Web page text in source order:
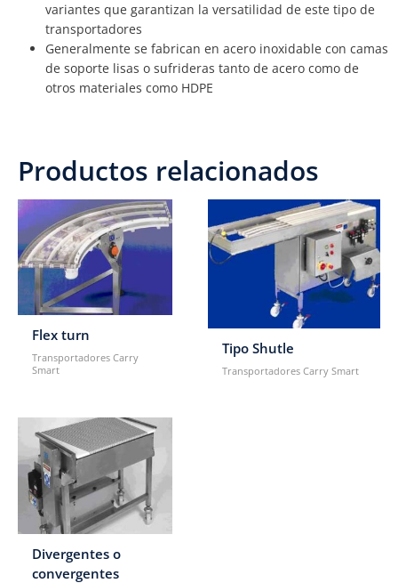
variantes que garantizan la versatilidad de este tipo de
transportadores
Generalmente se fabrican en acero inoxidable con camas
de soporte lisas o sufrideras tanto de acero como de
otros materiales como HDPE
Productos relacionados
Flex turn
Transportadores Carry
Smart
Tipo Shutle
Transportadores Carry Smart
Divergentes o
convergentes